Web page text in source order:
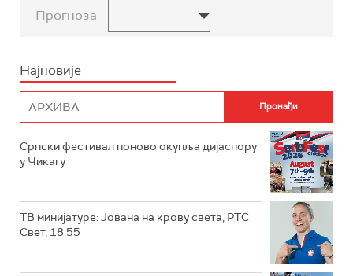
Прогноза
Најновије
Српски фестивал поново окупља дијаспору
у Чикагу
ТВ минијатуре: Јована на крову света, РТС
Свет, 18.55